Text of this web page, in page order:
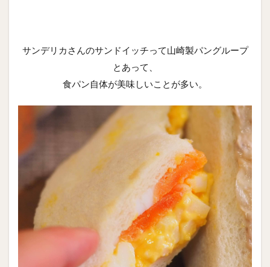
サンデリカさんのサンドイッチって山崎製パングループ
とあって、
食パン自体が美味しいことが多い。